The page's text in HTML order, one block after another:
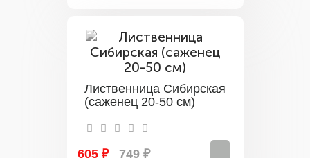
Лиственница Сибирская
(саженец 20-50 см)
605 ₽ 749 ₽